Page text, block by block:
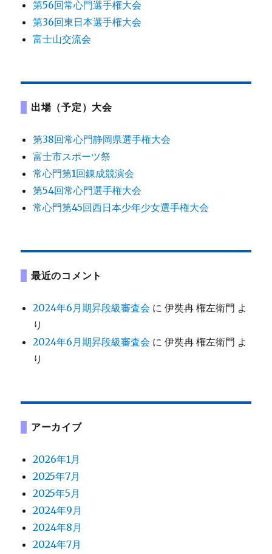
第56回常心門選手権大会
第36回東日本選手権大会
富士山交流会
出場（予定）大会
第38回常心門静岡県選手権大会
富士市スポーツ祭
常心門第1回錬成競演会
第54回常心門選手権大会
常心門第45回西日本少年少女選手権大会
最近のコメント
2024年6月期昇段級審査会 に伊奘冉 権左衛門 よ
り
2024年6月期昇段級審査会 に伊奘冉 権左衛門 よ
り
アーカイブ
2026年1月
2025年7月
2025年5月
2024年9月
2024年8月
2024年7月